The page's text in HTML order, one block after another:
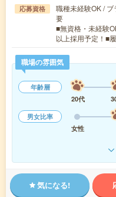
応募資格
職種未経験OK /
要
■無資格・未経験
以上採用予定！■
職場の雰囲気
年齢層
20代
男女比率
女性
気になる!